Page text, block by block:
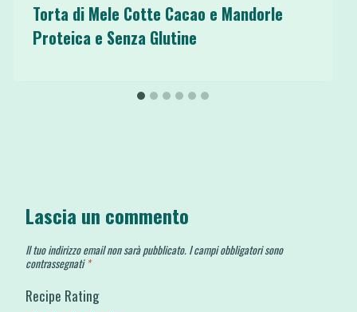
Torta di Mele Cotte Cacao e Mandorle
Proteica e Senza Glutine
Lascia un commento
Il tuo indirizzo email non sarà pubblicato. I campi obbligatori sono
contrassegnati *
Recipe Rating